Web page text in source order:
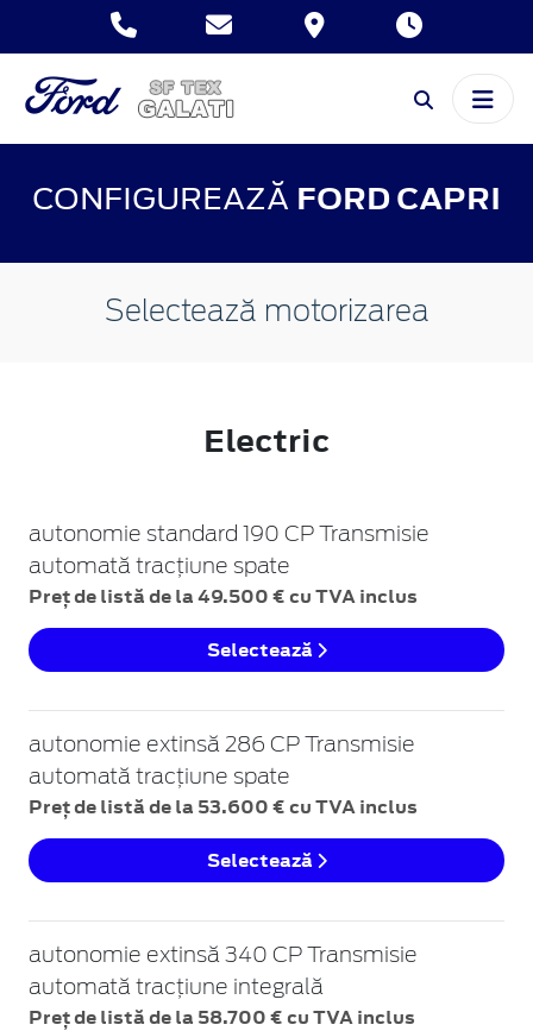
CONFIGUREAZĂ FORD CAPRI
Selectează motorizarea
Electric
autonomie standard 190 CP Transmisie
automată tracțiune spate
Preț de listă de la 49.500 € cu TVA inclus
Selectează
autonomie extinsă 286 CP Transmisie
automată tracțiune spate
Preț de listă de la 53.600 € cu TVA inclus
Selectează
autonomie extinsă 340 CP Transmisie
automată tracțiune integrală
Preț de listă de la 58.700 € cu TVA inclus